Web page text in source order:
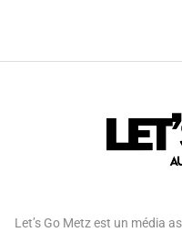
Let’s Go Metz est un média